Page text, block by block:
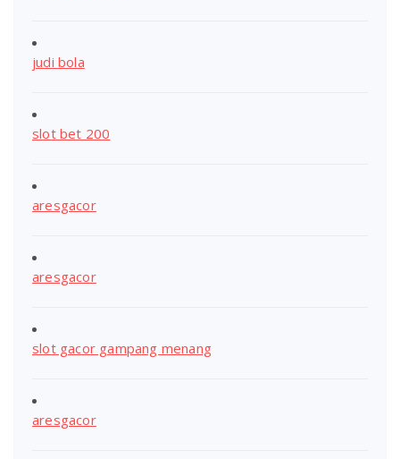
judi bola
slot bet 200
aresgacor
aresgacor
slot gacor gampang menang
aresgacor